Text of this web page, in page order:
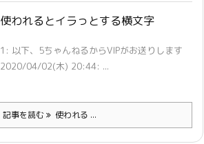
使われるとイラっとする横文字
1: 以下、5ちゃんねるからVIPがお送りします
2020/04/02(木) 20:44: ...
記事を読む 使われる ...